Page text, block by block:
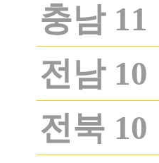
충남 11
전남 10
전북 10